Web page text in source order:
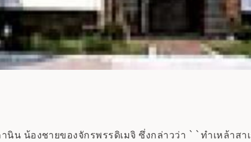
คานิน น้องชายของจักรพรรดิเมจิ ซึ่งกล่าวว่า ``ทำเหล้